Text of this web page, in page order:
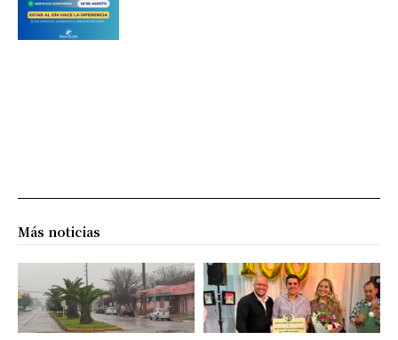
Más noticias